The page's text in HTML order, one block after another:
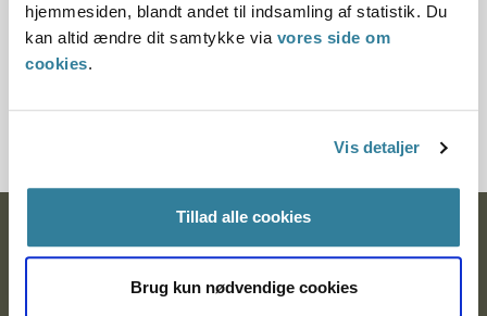
hjemmesiden, blandt andet til indsamling af statistik. Du
kan altid ændre dit samtykke via vores side om
cookies.
Vis detaljer
Tillad alle cookies
Brug kun nødvendige cookies
§ 47 § 24 § 7 § 46 § 43
Journalnummer
8500043-03
Ankestyrelsen